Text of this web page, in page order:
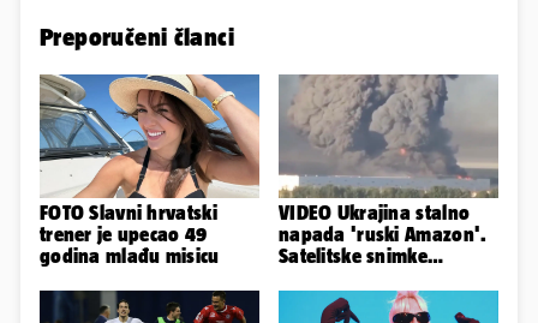
Preporučeni članci
FOTO Slavni hrvatski
trener je upecao 49
godina mlađu misicu
VIDEO Ukrajina stalno
napada 'ruski Amazon'.
Satelitske snimke